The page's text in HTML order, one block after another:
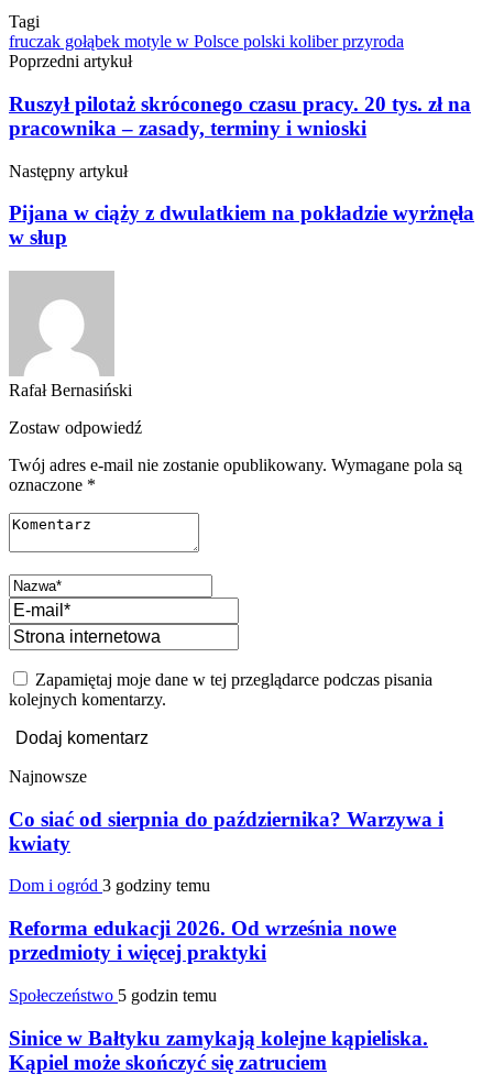
Tagi
fruczak gołąbek motyle w Polsce polski koliberprzyroda
Poprzedni artykuł
Ruszył pilotaż skróconego czasu pracy. 20 tys. zł na
pracownika – zasady, terminy i wnioski
Następny artykuł
Pijana w ciąży z dwulatkiem na pokładzie wyrżnęła
w słup
Rafał Bernasiński
Zostaw odpowiedź
Twój adres e-mail nie zostanie opublikowany. Wymagane pola są
oznaczone *
Zapamiętaj moje dane w tej przeglądarce podczas pisania
kolejnych komentarzy.
Najnowsze
Co siać od sierpnia do października? Warzywa i
kwiaty
Dom i ogród 3 godziny temu
Reforma edukacji 2026. Od września nowe
przedmioty i więcej praktyki
Społeczeństwo 5 godzin temu
Sinice w Bałtyku zamykają kolejne kąpieliska.
Kąpiel może skończyć się zatruciem